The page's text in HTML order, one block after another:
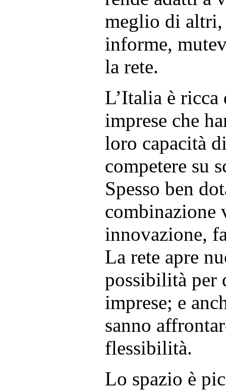
meglio di altri,
informe,
la rete.
L’Italia è
imprese che
loro capacità
competere su
Spesso ben
combinazione
innovazione,
La rete apre
possibilità per
imprese; e
sanno
flessibilità.
Lo spazio è